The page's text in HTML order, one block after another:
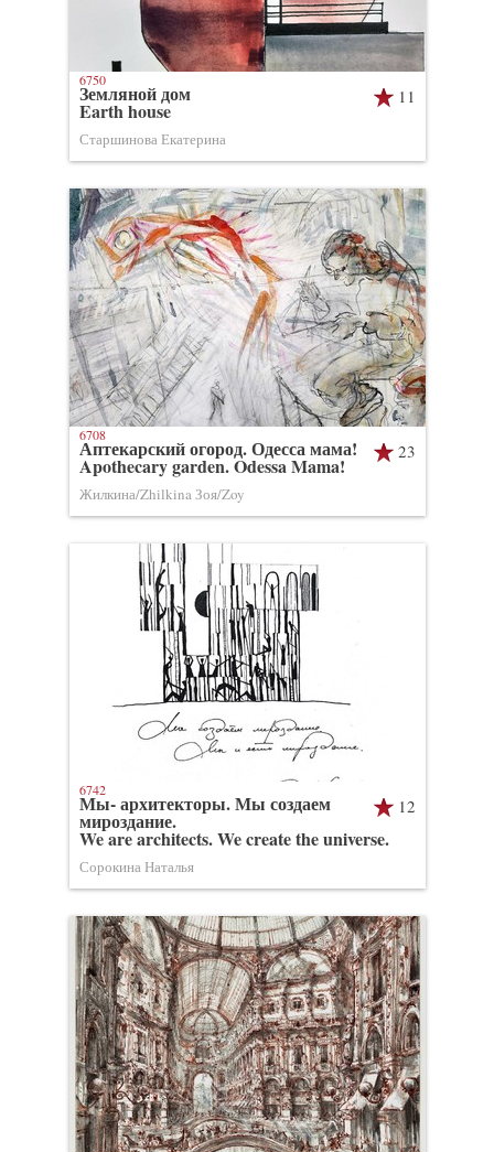
11
Земляной дом
Earth house
Старшинова Екатерина
6750
23
Аптекарский огород. Одесса мама!
Apothecary garden. Odessa Mama!
Жилкина/Zhilkina Зоя/Zoy
6708
12
Мы- архитекторы. Мы создаем
мироздание.
We are architects. We create the universe.
Сорокина Наталья
6742